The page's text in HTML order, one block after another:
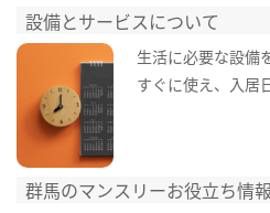
設備とサービスについて
生活に必要な設備
すぐに使え、入居
群馬のマンスリーお役立ち情報